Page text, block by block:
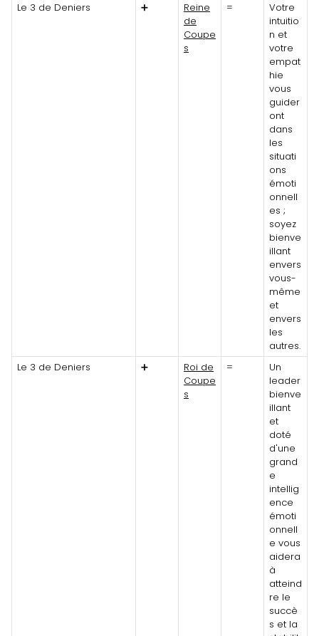
Le 3 de Deniers
➕
Reine
de
Coupe
s
=
Votre
intuitio
n et
votre
empat
hie
vous
guider
ont
dans
les
situati
ons
émoti
onnell
es ;
soyez
bienve
illant
envers
vous-
même
et
envers
les
autres.
Le 3 de Deniers
➕
Roi de
Coupe
s
=
Un
leader
bienve
illant
et
doté
d'une
grand
e
intellig
ence
émoti
onnell
e vous
aidera
à
atteind
re le
succè
s et la